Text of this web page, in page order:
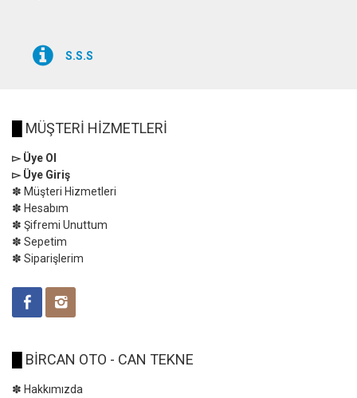
S.S.S
MÜŞTERİ HİZMETLERİ
▻ Üye Ol
▻ Üye Giriş
✽ Müşteri Hizmetleri
✽ Hesabım
✽ Şifremi Unuttum
✽ Sepetim
✽ Siparişlerim
BİRCAN OTO - CAN TEKNE
✽ Hakkımızda